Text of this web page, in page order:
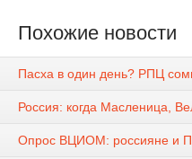
Похожие новости
Пасха в один день? РПЦ
Россия: когда Масленица,
Опрос ВЦИОМ: россияне и